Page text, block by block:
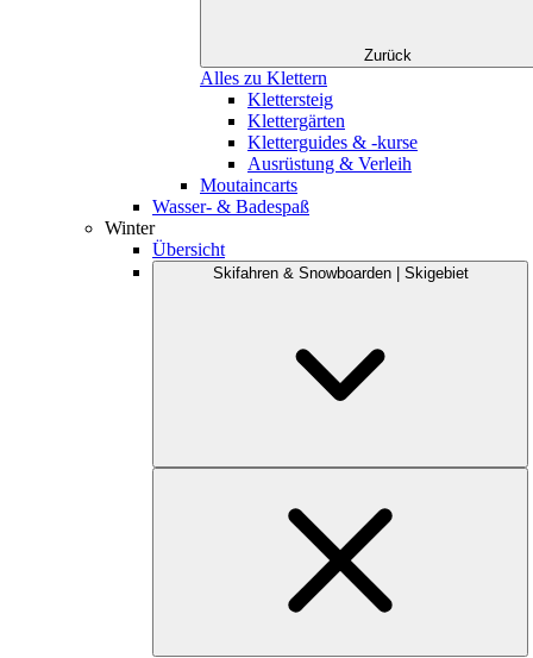
Zurück
Alles zu Klettern
Klettersteig
Klettergärten
Kletterguides & -kurse
Ausrüstung & Verleih
Moutaincarts
Wasser- & Badespaß
Winter
Übersicht
Skifahren & Snowboarden | Skigebiet